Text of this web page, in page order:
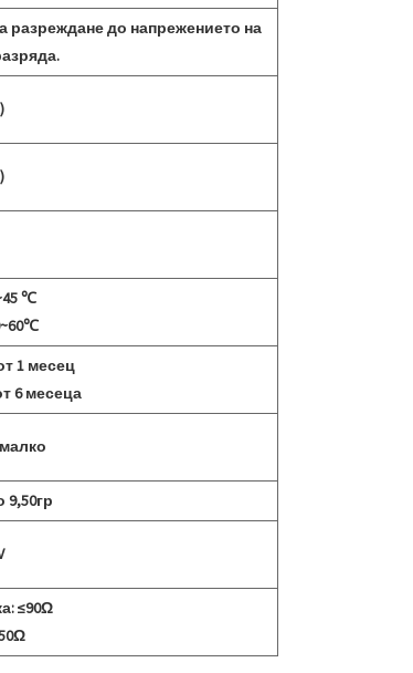
разреждане до напрежението на
℃
1 месец
6 месеца
≤90Ω